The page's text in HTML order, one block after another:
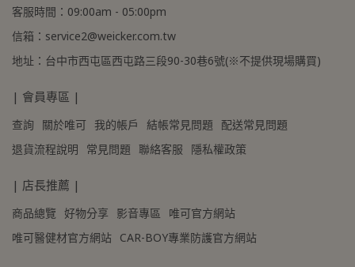
客服時間：09:00am - 05:00pm
信箱：service2@weicker.com.tw
地址：台中市西屯區西屯路三段90-30巷6號(※不提供現場購買)
| 會員專區 |
查詢 關於唯可 我的帳戶 結帳常見問題 配送常見問題
退貨流程說明 常見問題 聯絡客服 隱私權政策
| 店長推薦 |
商品總覽 好物分享 影音專區 唯可官方網站
唯可醫健材官方網站 CAR-BOY專業防護官方網站